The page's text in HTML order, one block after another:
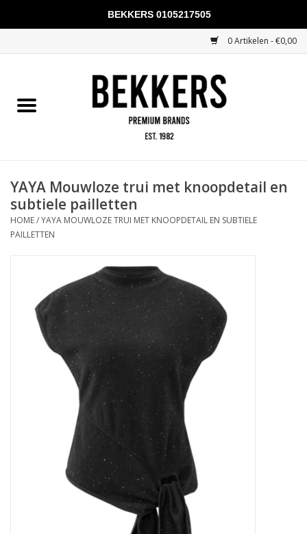
0 Artikelen - €0,00
Mannen
KADOBONNEN
Merken
YAYA Mouwloze trui met knoopdetail en
subtiele pailletten
HOME/YAYA MOUWLOZE TRUI MET KNOOPDETAIL EN SUBTIELE
PAILLETTEN
BEKKERS 0105217505